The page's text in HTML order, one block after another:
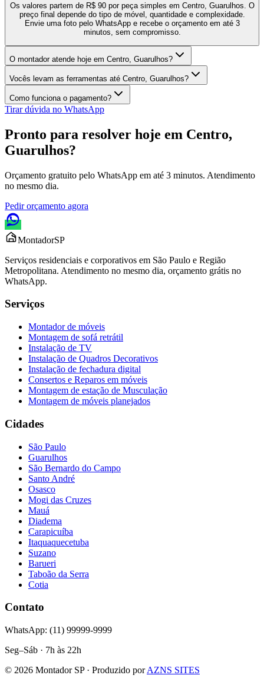
Os valores partem de R$ 90 por peça simples em Centro, Guarulhos. O
preço final depende do tipo de móvel, quantidade e complexidade.
Envie uma foto pelo WhatsApp e recebe o orçamento em até 3
minutos, sem compromisso.
O montador atende hoje em Centro, Guarulhos?
Vocês levam as ferramentas até Centro, Guarulhos?
Como funciona o pagamento?
Tirar dúvida no WhatsApp
Pronto para resolver hoje em Centro,
Guarulhos?
Orçamento gratuito pelo WhatsApp em até 3 minutos. Atendimento
no mesmo dia.
Pedir orçamento agora
MontadorSP
Serviços residenciais e corporativos em São Paulo e Região
Metropolitana. Atendimento no mesmo dia, orçamento grátis no
WhatsApp.
Serviços
Montador de móveis
Montagem de sofá retrátil
Instalação de TV
Instalação de Quadros Decorativos
Instalação de fechadura digital
Consertos e Reparos em móveis
Montagem de estação de Musculação
Montagem de móveis planejados
Cidades
São Paulo
Guarulhos
São Bernardo do Campo
Santo André
Osasco
Mogi das Cruzes
Mauá
Diadema
Carapicuíba
Itaquaquecetuba
Suzano
Barueri
Taboão da Serra
Cotia
Contato
WhatsApp: (11) 99999-9999
Seg–Sáb · 7h às 22h
© 2026 Montador SP · Produzido por AZNS SITES